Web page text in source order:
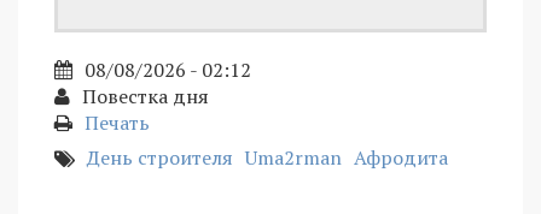
08/08/2026 - 02:12
Повестка дня
Печать
День строителя Uma2rman Афродита